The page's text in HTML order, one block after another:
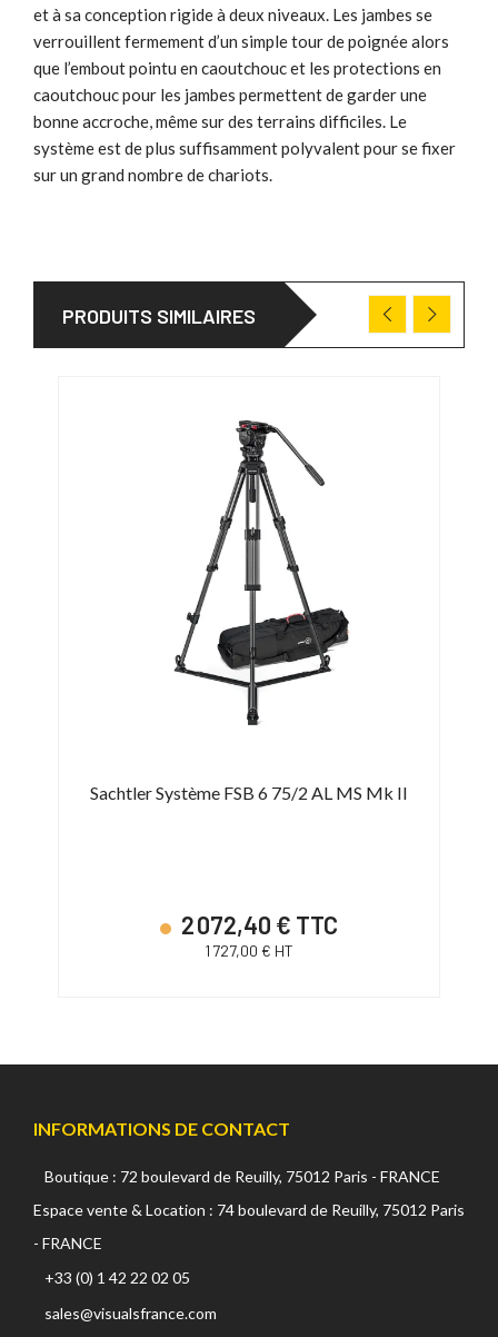
et à sa conception rigide à deux niveaux. Les jambes se
verrouillent fermement d’un simple tour de poignée alors
que l’embout pointu en caoutchouc et les protections en
caoutchouc pour les jambes permettent de garder une
bonne accroche, même sur des terrains difficiles. Le
système est de plus suffisamment polyvalent pour se fixer
sur un grand nombre de chariots.
PRODUITS SIMILAIRES
Sachtler Système FSB 6 75/2 AL MS Mk II
2 072,40 € TTC
1 727,00 € HT
INFORMATIONS DE CONTACT
Boutique : 72 boulevard de Reuilly, 75012 Paris - FRANCE
Espace vente & Location : 74 boulevard de Reuilly, 75012 Paris
- FRANCE
+33 (0) 1 42 22 02 05
sales@visualsfrance.com